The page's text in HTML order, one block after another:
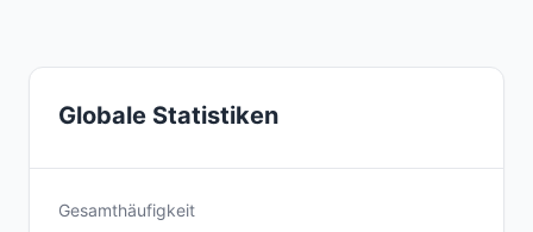
Globale Statistiken
Gesamthäufigkeit